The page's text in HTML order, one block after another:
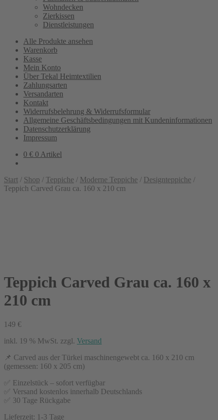
Wohndecken
Zierkissen
Dienstleistungen
Alle Produkte ansehen
Warenkorb
Kasse
Mein Konto
Über Tekal Heimtextilien
Zahlungsarten
Versandarten
Kontakt
Widerrufsbelehrung & Widerrufsformular
Allgemeine Geschäftsbedingungen mit Kundeninformationen
Datenschutzerklärung
Impressum
0 € 0 Artikel
Start / Shop / Teppiche / Moderne Teppiche / Designteppiche /
Teppich Carved Grau ca. 160 x 210 cm
Teppich Carved Grau ca. 160 x
210 cm
149 €
inkl. 19 % MwSt. zzgl. Versand
📌 Carved aus der Türkei maschinengewebt ca. 160 x 210 cm
(gemessen: 160 x 205 cm)
✅ Einzelstück – sofort verfügbar
✅ Versand kostenlos innerhalb Deutschlands
✅ 30 Tage Rückgabe
Lieferzeit: 1-3 Tage